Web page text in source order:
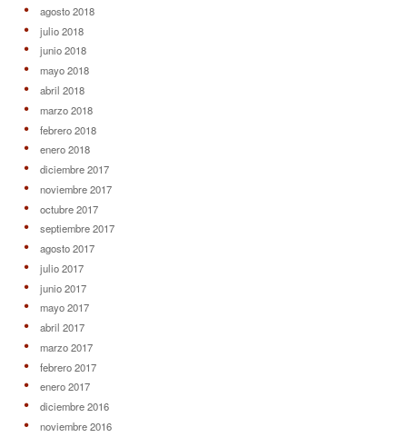
agosto 2018
julio 2018
junio 2018
mayo 2018
abril 2018
marzo 2018
febrero 2018
enero 2018
diciembre 2017
noviembre 2017
octubre 2017
septiembre 2017
agosto 2017
julio 2017
junio 2017
mayo 2017
abril 2017
marzo 2017
febrero 2017
enero 2017
diciembre 2016
noviembre 2016